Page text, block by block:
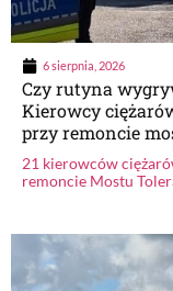
6 sierpnia, 2026
Czy rutyna
Kierowcy
przy remoncie
21 kierowców
remoncie Mostu